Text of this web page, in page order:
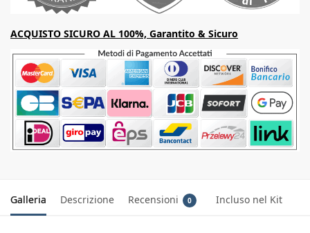
ACQUISTO SICURO AL 100%, Garantito & Sicuro
Galleria Descrizione Recensioni 0 Incluso nel Kit